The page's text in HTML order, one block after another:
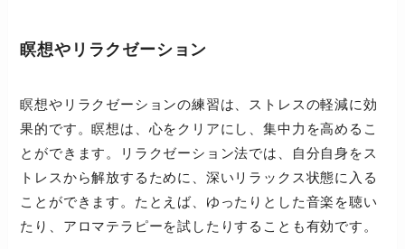
瞑想やリラクゼーション
瞑想やリラクゼーションの練習は、ストレスの軽減に効
果的です。瞑想は、心をクリアにし、集中力を高めるこ
とができます。リラクゼーション法では、自分自身をス
トレスから解放するために、深いリラックス状態に入る
ことができます。たとえば、ゆったりとした音楽を聴い
たり、アロマテラピーを試したりすることも有効です。